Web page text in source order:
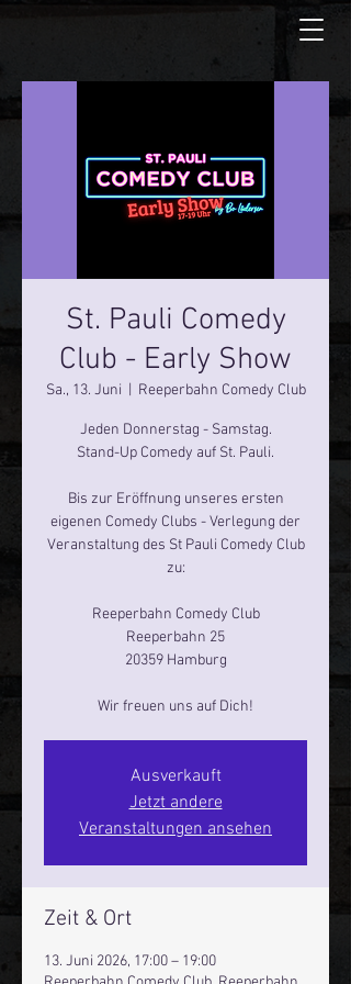
St. Pauli Comedy
Club - Early Show
Sa., 13. Juni Reeperbahn Comedy Club
Jeden Donnerstag - Samstag.
Stand-Up Comedy auf St. Pauli.
Bis zur Eröffnung unseres ersten
eigenen Comedy Clubs - Verlegung der
Veranstaltung des St Pauli Comedy Club
zu:
Reeperbahn Comedy Club
Reeperbahn 25
20359 Hamburg
Wir freuen uns auf Dich!
Ausverkauft
Jetzt andere
Veranstaltungen ansehen
Zeit & Ort
13. Juni 2026, 17:00 – 19:00